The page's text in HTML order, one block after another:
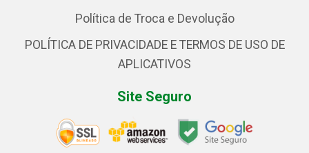
Política de Troca e Devolução
POLÍTICA DE PRIVACIDADE E TERMOS DE USO DE
APLICATIVOS
Site Seguro